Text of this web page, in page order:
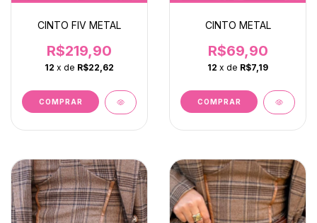
CINTO FIV METAL
R$219,90
12 x de R$22,62
COMPRAR
CINTO METAL
R$69,90
12 x de R$7,19
COMPRAR